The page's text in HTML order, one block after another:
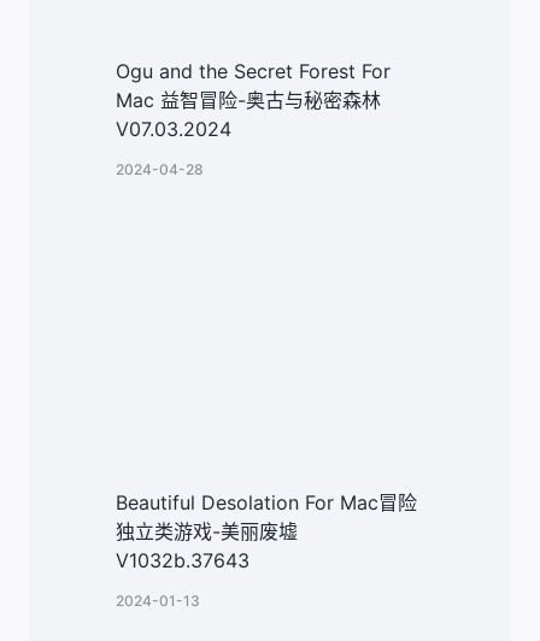
Ogu and the Secret Forest For
Mac 益智冒险-奥古与秘密森林
V07.03.2024
2024-04-28
Beautiful Desolation For Mac冒险
独立类游戏-美丽废墟
V1032b.37643
2024-01-13